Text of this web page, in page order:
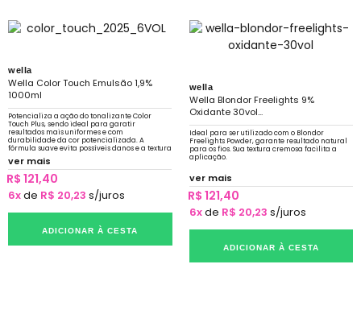
wella
Wella Color Touch Emulsão 1,9%
1000ml
Potencializa a ação do tonalizante Color
Touch Plus, sendo ideal para garatir
resultados mais uniformes e com
durabilidade da cor potencializada. A
fórmula suave evita possíveis danos e a textura
cremosa facilita a aplicação.
ver mais
R$ 121,40
6xde R$ 20,23 s/juros
ADICIONAR À CESTA
wella
Wella Blondor Freelights 9%
Oxidante 30vol...
Ideal para ser utilizado com o Blondor
Freelights Powder, garante resultado natural
para os fios. Sua textura cremosa facilita a
aplicação.
ver mais
R$ 121,40
6xde R$ 20,23 s/juros
ADICIONAR À CESTA